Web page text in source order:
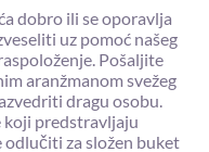
dobro ili se oporavlja
uz pomoć našeg
Pošaljite
aranžmanom svežeg
dragu osobu.
predstravljaju
odlučiti za složen buket